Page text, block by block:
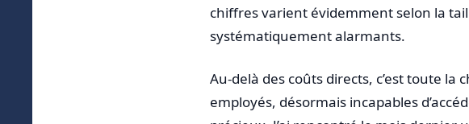
chiffres varient évidemment selon la
systématiquement alarmants.
Au-delà des coûts directs, c’est toute la
employés, désormais incapables